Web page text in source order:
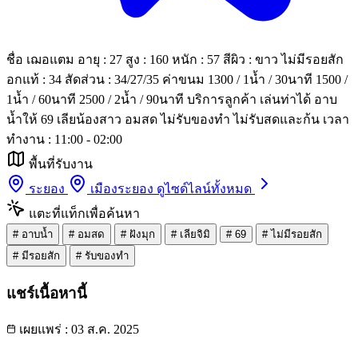
ชื่อ เฌอแตม อายุ : 27 สูง : 160 หนัก : 57 สีผิว : ขาว ไม่มีรอยสัก
อกแท้ : 34 สัดส่วน : 34/27/35 ค่าขนม 1300 / 1น้ำ / 30นาที 1500 /
1น้ำ / 60นาที 2500 / 2น้ำ / 90นาที บริการลูกค้า เล่นท่าได้ อาบ
น้ำให้ 69 เลียน้องสาว อมสด ไม่รับของทำ ไม่รับสดและก้น เวลา
ทำงาน : 11:00 - 02:00
พื้นที่รับงาน
ระยอง
เมืองระยอง ดูไซด์ไลน์ทั้งหมด
แตะที่แท็กเพื่อค้นหา
# อาบน้ำ # อมสด # ฝังมุก # เลียจิมิ # 69 # ไม่มีรอยสัก
# มีรอยสัก # รับของทำ
แชร์เนื้อหานี้
เผยแพร่ : 03 ส.ค. 2025